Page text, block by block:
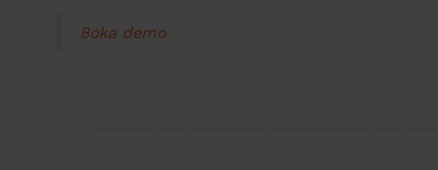
Boka demo